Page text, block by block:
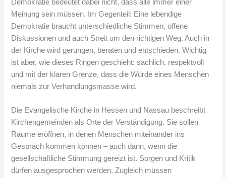
Demokratie bedeutet dabei nicht, dass alle immer einer
Meinung sein müssen. Im Gegenteil: Eine lebendige
Demokratie braucht unterschiedliche Stimmen, offene
Diskussionen und auch Streit um den richtigen Weg. Auch in
der Kirche wird gerungen, beraten und entschieden. Wichtig
ist aber, wie dieses Ringen geschieht: sachlich, respektvoll
und mit der klaren Grenze, dass die Würde eines Menschen
niemals zur Verhandlungsmasse wird.
Die Evangelische Kirche in Hessen und Nassau beschreibt
Kirchengemeinden als Orte der Verständigung. Sie sollen
Räume eröffnen, in denen Menschen miteinander ins
Gespräch kommen können – auch dann, wenn die
gesellschaftliche Stimmung gereizt ist. Sorgen und Kritik
dürfen ausgesprochen werden. Zugleich müssen